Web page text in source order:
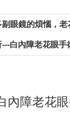
副眼鏡的煩惱，
---白內障老花眼手
內障老花